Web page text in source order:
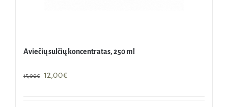
Aviečių sulčių koncentratas, 250 ml
15,00€
Original
12,00€